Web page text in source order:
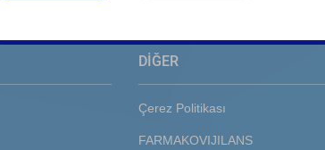
DİĞER
Çerez Politikası
FARMAKOVIJILANS